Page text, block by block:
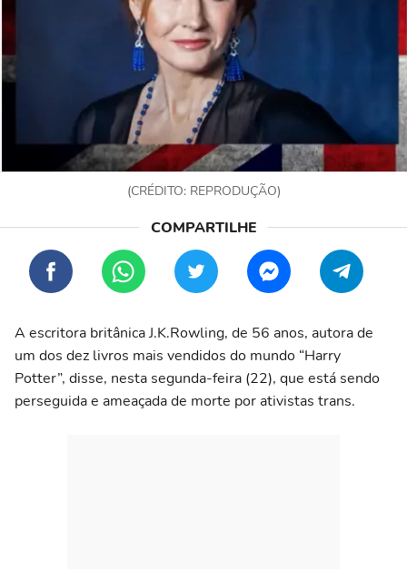
(CRÉDITO: REPRODUÇÃO)
A escritora britânica J.K.Rowling, de 56 anos, autora de
um dos dez livros mais vendidos do mundo “Harry
Potter”, disse, nesta segunda-feira (22), que está sendo
perseguida e ameaçada de morte por ativistas trans.